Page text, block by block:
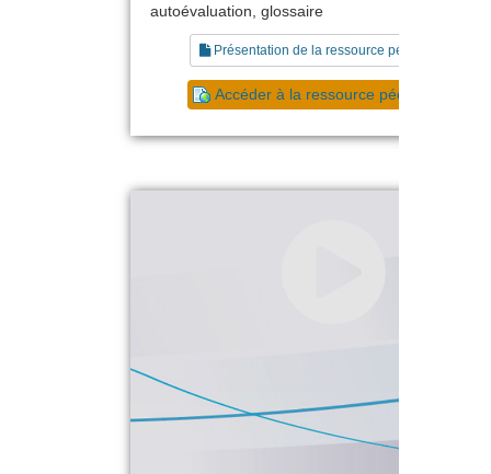
autoévaluation, glossaire
Présentation de la ressource pédagogique
Accéder à la ressource pédagogique